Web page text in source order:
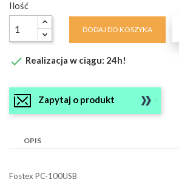
Ilość
DODAJ DO KOSZYKA
 Realizacja w ciągu: 24h!
Zapytaj o produkt
OPIS
Fostex PC-100USB